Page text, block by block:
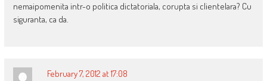
nemaipomenita intr-o politica dictatoriala, corupta si clientelara? Cu
siguranta, ca da.
February 7, 2012 at 17:08